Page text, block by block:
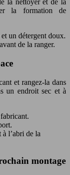
la nettoyer et de la
la formation de
un détergent doux.
de la ranger.
et rangez-la dans
un endroit sec et à
l’abri de la
montage